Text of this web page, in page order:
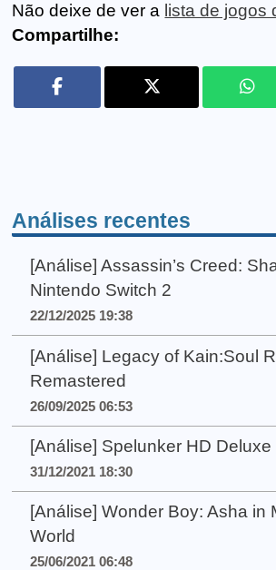
Não deixe de ver a lista de jogos
Compartilhe:
Análises recentes
[Análise] Assassin’s Creed:
Nintendo Switch 2
22/12/2025 19:38
[Análise] Legacy of Kain:Soul
Remastered
26/09/2025 06:53
[Análise] Spelunker HD Deluxe
31/12/2021 18:30
[Análise] Wonder Boy: Asha in
World
25/06/2021 06:48